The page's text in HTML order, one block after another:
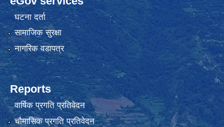
घटना दर्ता
सामाजिक सुरक्षा
नागरिक वडापत्र
Reports
वार्षिक प्रगति प्रतिवेदन
चौमासिक प्रगति प्रतिवेदन